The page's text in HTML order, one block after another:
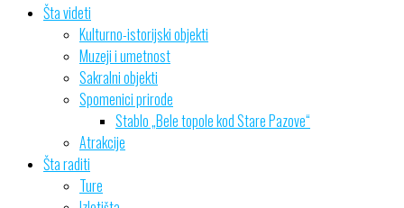
Šta videti
Kulturno-istorijski objekti
Muzeji i umetnost
Sakralni objekti
Spomenici prirode
Stablo „Bele topole kod Stare Pazove“
Atrakcije
Šta raditi
Ture